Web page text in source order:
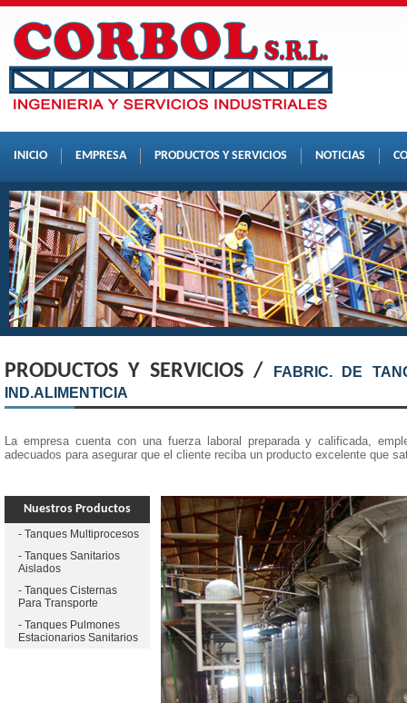
INICIO EMPRESA PRODUCTOS Y SERVICIOS NOTICIAS
PRODUCTOS Y SERVICIOS /
FABRIC. DE
IND.ALIMENTICIA
La empresa cuenta con una fuerza laboral preparada y calificada,
adecuados para asegurar que el cliente reciba un producto excelente que
Nuestros Productos
- Tanques Multiprocesos
- Tanques Sanitarios
Aislados
- Tanques Cisternas
Para Transporte
- Tanques Pulmones
Estacionarios Sanitarios